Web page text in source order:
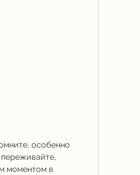
моментом в